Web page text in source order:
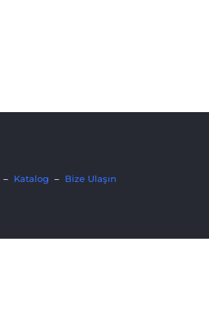
– Katalog – Bize Ulaşın